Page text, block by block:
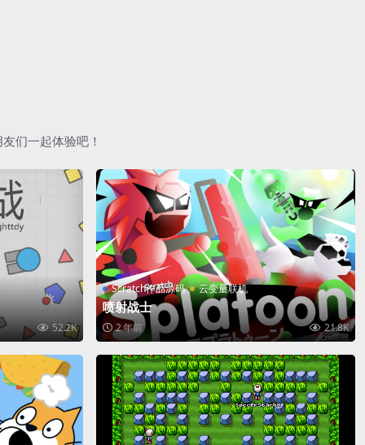
们一起体验吧！
52.2K
Scratch作品源码 云变量联机
喷射战士
2 年前 21.8K